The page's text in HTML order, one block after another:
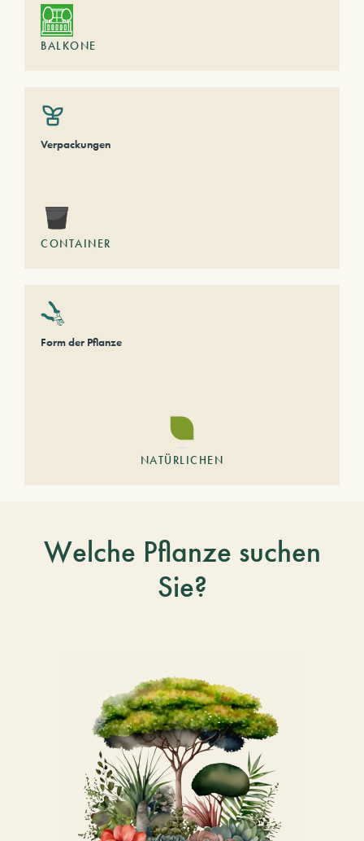
BALKONE
Verpackungen
CONTAINER
Form der Pflanze
NATÜRLICHEN
Welche Pflanze suchen
Sie?